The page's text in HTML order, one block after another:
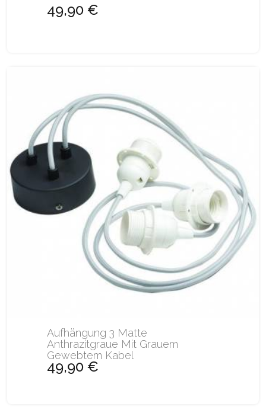
49,90 €
Aufhängung 3 Matte
Anthrazitgraue Mit Grauem
Gewebtem Kabel
49,90 €